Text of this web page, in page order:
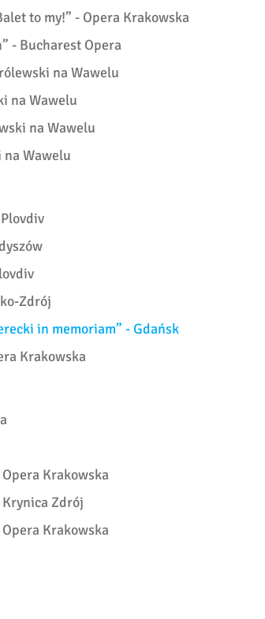
to my!” - Opera Krakowska
- Bucharest Opera
na Wawelu
na Wawelu
na Wawelu
na Wawelu
Zdrój
in memoriam” - Gdańsk
Krakowska
Krakowska
Zdrój
Krakowska